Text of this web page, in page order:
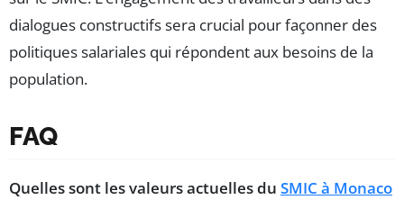
dialogues constructifs sera crucial pour façonner des
politiques salariales qui répondent aux besoins de la
population.
FAQ
Quelles sont les valeurs actuelles du SMIC à Monaco